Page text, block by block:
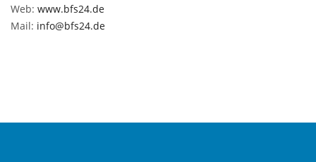
Web: www.bfs24.de
Mail: info@bfs24.de